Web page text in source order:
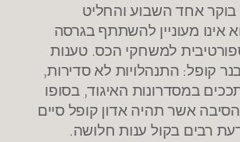
אחד השבוע והחליט
אינו מעוניין להשתתף בגרסה
למשחקי הכס. טענות
קופל: התנהלויות לא סדירות,
במסדרונות האיגוד, בסופו
אשר תהיה אדון קופל סיים
רבים בקול ענות חלושה.